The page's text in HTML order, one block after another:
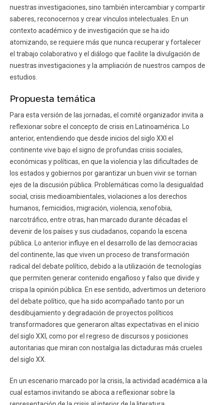
nuestras investigaciones, sino también intercambiar y compartir
saberes, reconocernos y crear vínculos intelectuales. En un
contexto académico y de investigación que se ha ido
atomizando, se requiere más que nunca recuperar y fortalecer
el trabajo colaborativo y el diálogo que facilite la divulgación de
nuestras investigaciones y la ampliación de nuestros campos de
estudios.
Propuesta temática
Para esta versión de las jornadas, el comité organizador invita a
reflexionar sobre el concepto de crisis en Latinoamérica. Lo
anterior, entendiendo que desde inicios del siglo XXI el
continente vive bajo el signo de profundas crisis sociales,
económicas y políticas, en que la violencia y las dificultades de
los estados y gobiernos por garantizar un buen vivir se tornan
ejes de la discusión pública. Problemáticas como la desigualdad
social, crisis medioambientales, violaciones a los derechos
humanos, femicidios, migración, violencia, xenofobia,
narcotráfico, entre otras, han marcado durante décadas el
devenir de los países y sus ciudadanos, copando la escena
pública. Lo anterior influye en el desarrollo de las democracias
del continente, las que viven un proceso de transformación
radical del debate político, debido a la utilización de tecnologías
que permiten generar contenido engañoso y falso que divide y
crispa la opinión pública. En ese sentido, advertimos un deterioro
del debate político, que ha sido acompañado tanto por un
desdibujamiento y degradación de proyectos políticos
transformadores que generaron altas expectativas en el inicio
del siglo XXI, como por el regreso de discursos y posiciones
autoritarias que miran con nostalgia las dictaduras más crueles
del siglo XX.
En un escenario marcado por la crisis, la actividad académica a la
cual estamos invitando se aboca a reflexionar sobre la